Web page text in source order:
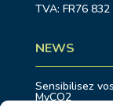
TVA: FR76
NEWS
Sensibilisez
MyCO2